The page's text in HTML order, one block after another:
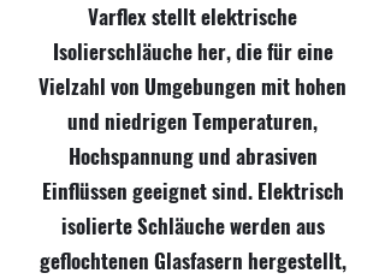
Varflex stellt elektrische
Isolierschläuche her, die für eine
Vielzahl von Umgebungen mit hohen
und niedrigen Temperaturen,
Hochspannung und abrasiven
Einflüssen geeignet sind. Elektrisch
isolierte Schläuche werden aus
geflochtenen Glasfasern hergestellt,